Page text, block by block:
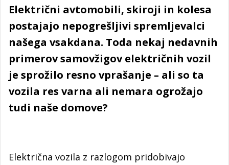
Električni avtomobili, skiroji in kolesa
postajajo nepogrešljivi spremljevalci
našega vsakdana. Toda nekaj nedavnih
primerov samovžigov električnih vozil
je sprožilo resno vprašanje – ali so ta
vozila res varna ali nemara ogrožajo
tudi naše domove?
Električna vozila z razlogom pridobivajo